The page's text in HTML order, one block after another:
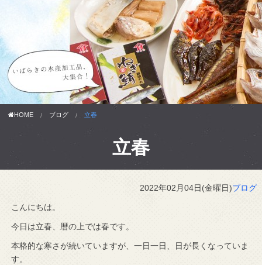
HOME ブログ 立春
立春
2022年02月04日(金曜日)ブログ
こんにちは。
今日は立春、暦の上では春です。
本格的な寒さが続いていますが、一日一日、日が長くなっていま
す。